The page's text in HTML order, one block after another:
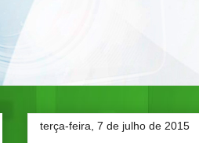
terça-feira, 7 de julho de 2015